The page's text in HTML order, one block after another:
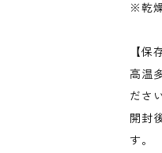
※乾
【保
高温
ださい
開封
す。